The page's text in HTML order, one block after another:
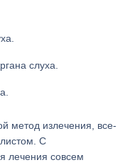
слуха.
метод излечения, все-
С
лечения совсем